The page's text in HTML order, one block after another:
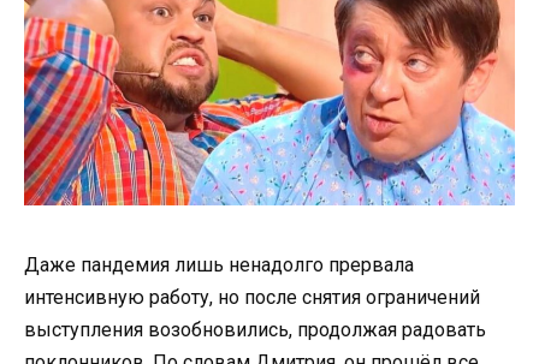
Даже пандемия лишь ненадолго прервала
интенсивную работу, но после снятия ограничений
выступления возобновились, продолжая радовать